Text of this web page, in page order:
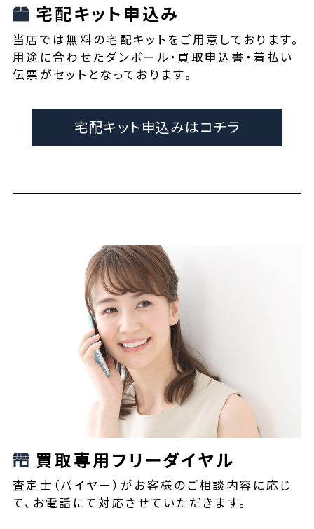
宅配キット申込み
当店では無料の宅配キットをご用意しております。
用途に合わせたダンボール・買取申込書・着払い
伝票がセットとなっております。
宅配キット申込みはコチラ
買取専用フリーダイヤル
査定士（バイヤー）がお客様のご相談内容に応じ
て、お電話にて対応させていただきます。